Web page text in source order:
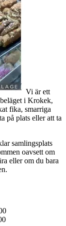
Vi är ett
i Krokek,
fika, smarriga
på plats eller att ta
samlingsplats
oavsett om
eller om du bara